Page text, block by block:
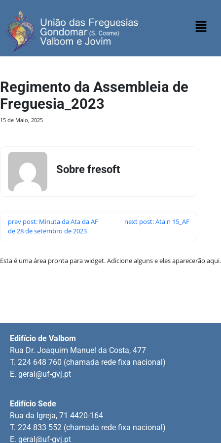
Regimento da Assembleia de
Freguesia_2023
15 de Maio, 2025
Sobre fresoft
prev post: Minuta da Ata da AF
de 28 de setembro de 2023
next post: Ata n 15_AF
Esta é uma área pronta para widget. Adicione alguns e eles aparecerão aqui.
Edifício Sede
Rua da Igreja, 71 4420-164
T. 224 833 552 (chamada rede fixa nacional)
E. geral@uf-gvj.pt
Edifício de Valbom
Rua Dr. Joaquim Manuel da Costa, 477
T. 224 648 760 (chamada rede fixa nacional)
E. geral@uf-gvj.pt